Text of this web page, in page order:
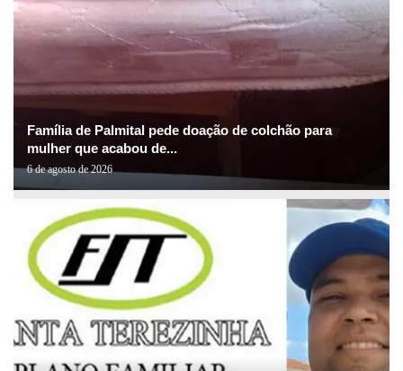
Família de Palmital pede doação de colchão para
mulher que acabou de...
6 de agosto de 2026